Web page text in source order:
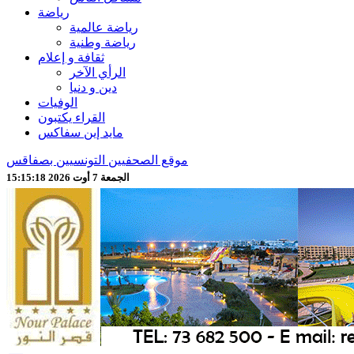
رياضة
رياضة عالمية
رياضة وطنية
ثقافة و إعلام
الرأي الآخر
دين و دنيا
الوفيات
القراء يكتبون
مايد إين سفاكس
موقع الصحفيين التونسيين بصفاقس
الجمعة 7 أوت 2026 15:15:20